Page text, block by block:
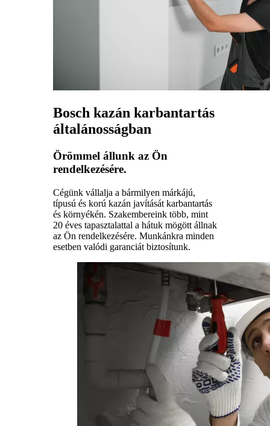
Bosch kazán karbantartás
általánosságban
Örömmel állunk az Ön
rendelkezésére.
Cégünk vállalja a bármilyen márkájú,
típusú és korú kazán javítását karbantartás
és környékén. Szakembereink több, mint
20 éves tapasztalattal a hátuk mögött állnak
az Ön rendelkezésére. Munkánkra minden
esetben valódi garanciát biztosítunk.